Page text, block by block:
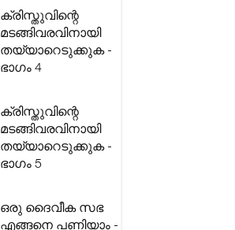
ക്രിസ്തുവിന്റെ
മടങ്ങിവരവിനായി
തയ്യാറെടുക്കുക -
ഭാഗം 4
ക്രിസ്തുവിന്റെ
മടങ്ങിവരവിനായി
തയ്യാറെടുക്കുക -
ഭാഗം 5
ഒരു ദൈവീക സഭ
എങ്ങനെ പണിയാം -